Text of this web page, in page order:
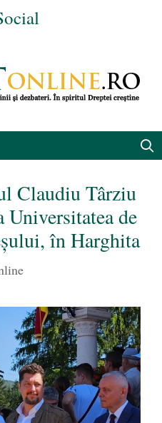
Claudiu Târziu
de
în Harghita